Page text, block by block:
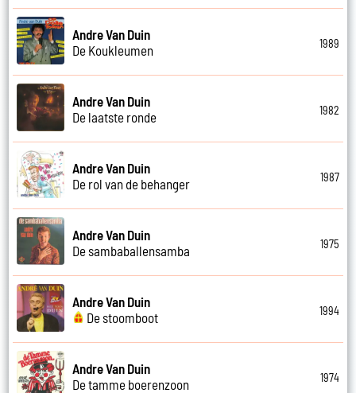
Andre Van Duin
De Koukleumen
1989
Andre Van Duin
De laatste ronde
1982
Andre Van Duin
De rol van de behanger
1987
Andre Van Duin
De sambaballensamba
1975
Andre Van Duin
De stoomboot
1994
Andre Van Duin
De tamme boerenzoon
1974